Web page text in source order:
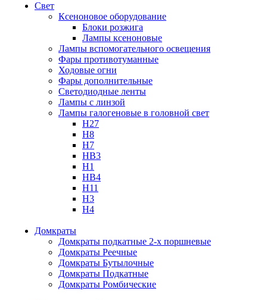
Свет
Ксеноновое оборудование
Блоки розжига
Лампы ксеноновые
Лампы вспомогательного освещения
Фары противотуманные
Ходовые огни
Фары дополнительные
Светодиодные ленты
Лампы с линзой
Лампы галогеновые в головной свет
H27
H8
H7
HB3
H1
HB4
H11
H3
H4
Домкраты
Домкраты подкатные 2-х поршневые
Домкраты Реечные
Домкраты Бутылочные
Домкраты Подкатные
Домкраты Ромбические